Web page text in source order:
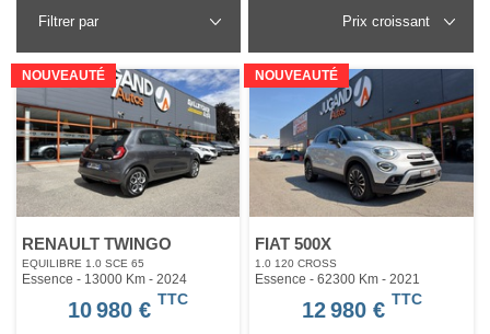
Filtrer par
NOUVEAUTÉ
RENAULT TWINGO
EQUILIBRE 1.0 SCE 65
Essence - 13000 Km - 2024
10 980 € TTC
NOUVEAUTÉ
FIAT 500X
1.0 120 CROSS
Essence - 62300 Km- 2021
12 980 € TTC